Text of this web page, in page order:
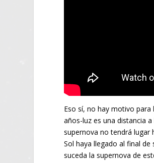
Eso sí, no hay motivo
años-luz es una distancia
supernova no tendrá lugar
Sol haya llegado al final
suceda la supernova de